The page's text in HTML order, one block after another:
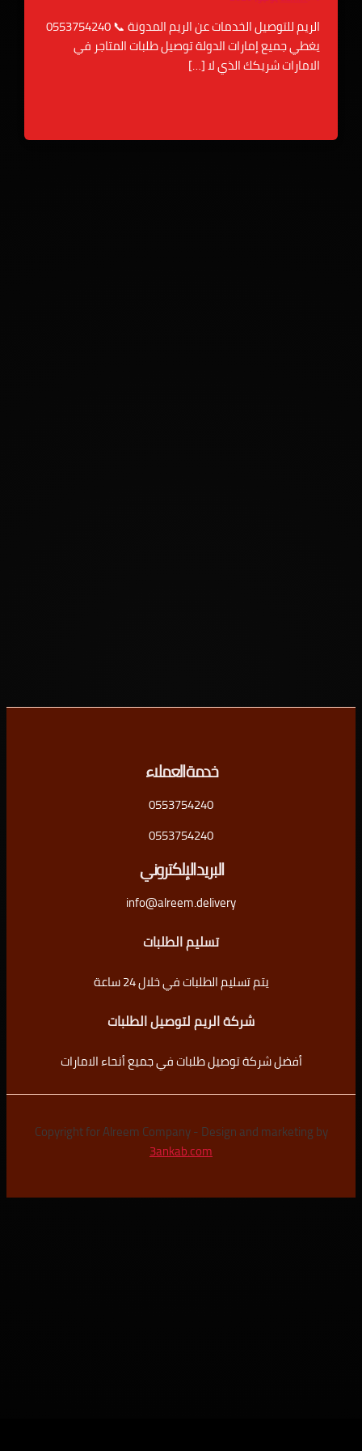
الريم للتوصيل الخدمات عن الريم المدونة 📞 0553754240
جميع إمارات الدولة توصيل طلبات المتاجر في
شريكك الذي لا […]
خدمة العملاء
0553754240
0553754240
البريد الإلكتروني
info@alreem.delivery
تسليم الطلبات
يتم تسليم الطلبات في خلال 24 ساعة
شركة الريم لتوصيل الطلبات
أفضل شركة توصيل طلبات في جميع أنحاء الامارات
Copyright for Alreem Company - Design and
3ankab.com